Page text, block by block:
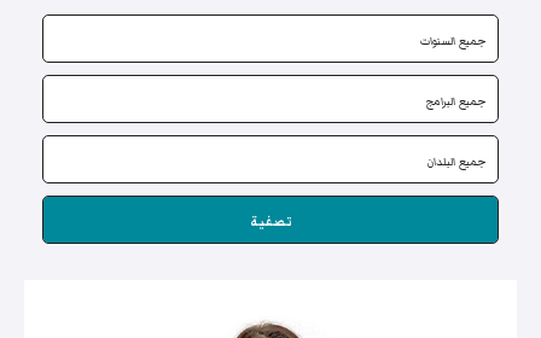
تصفية